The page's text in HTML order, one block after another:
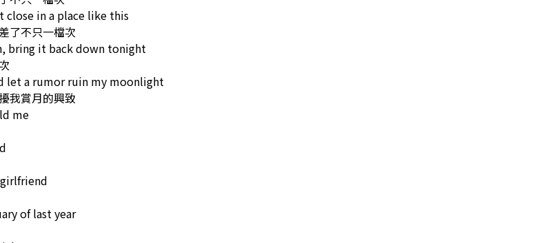
close in a place like this
了不只一檔次
bring it back down tonight
let a rumor ruin my moonlight
我賞月的興致
me
of last year